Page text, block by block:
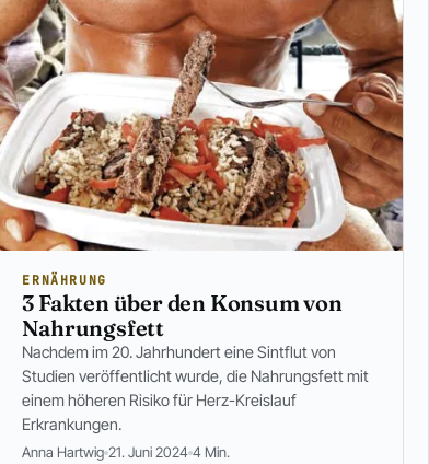
ERNÄHRUNG
3 Fakten über den Konsum von
Nahrungsfett
Nachdem im 20. Jahrhundert eine Sintflut von
Studien veröffentlicht wurde, die Nahrungsfett mit
einem höheren Risiko für Herz-Kreislauf
Erkrankungen.
Anna Hartwig 21. Juni 2024 4 Min.